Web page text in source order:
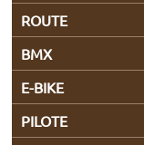
ROUTE
BMX
E-BIKE
PILOTE